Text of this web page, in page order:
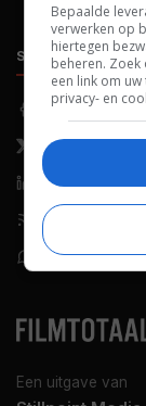
Een uitgave van
SOCIALS
Facebook
X (Twitter)
LinkedIn
RSS-feed
WhatsApp
Bepaalde
verwerken op
hiertegen
beheren. Zoek
een link om
privacy- en